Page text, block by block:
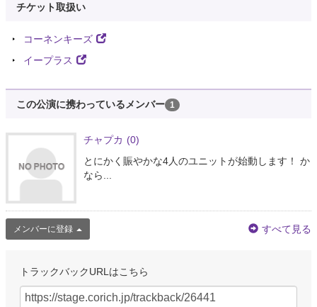
チケット取扱い
コーネンキーズ
イープラス
この公演に携わっているメンバー 1
チャプカ (0)
とにかく賑やかな4人のユニットが始動します！ か
なら...
メンバーに登録 すべて見る
トラックバックURLはこちら